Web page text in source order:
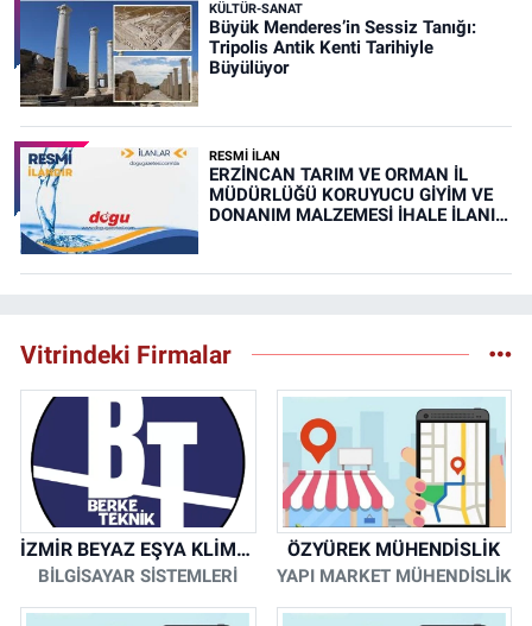
KÜLTÜR-SANAT
Büyük Menderes’in Sessiz Tanığı:
Tripolis Antik Kenti Tarihiyle
Büyülüyor
RESMİ İLAN
ERZİNCAN TARIM VE ORMAN İL
MÜDÜRLÜĞÜ KORUYUCU GİYİM VE
DONANIM MALZEMESİ İHALE İLANI
Vitrindeki Firmalar
İZMİR BEYAZ EŞYA KLİMA KOMBİ SERVİSİ
BİLGİSAYAR SİSTEMLERİ
ÖZYÜREK MÜHENDİSLİK
YAPI MARKET MÜHENDİSLİK